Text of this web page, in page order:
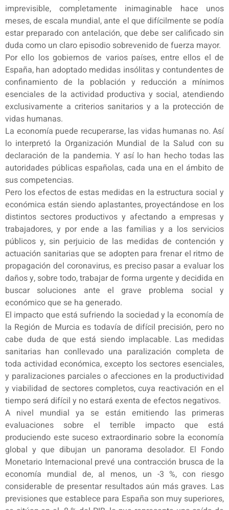
imprevisible, completamente inimaginable hace unos
meses, de escala mundial, ante el que difícilmente se podía
estar preparado con antelación, que debe ser calificado sin
duda como un claro episodio sobrevenido de fuerza mayor.
Por ello los gobiernos de varios países, entre ellos el de
España, han adoptado medidas insólitas y contundentes de
confinamiento de la población y reducción a mínimos
esenciales de la actividad productiva y social, atendiendo
exclusivamente a criterios sanitarios y a la protección de
vidas humanas.
La economía puede recuperarse, las vidas humanas no. Así
lo interpretó la Organización Mundial de la Salud con su
declaración de la pandemia. Y así lo han hecho todas las
autoridades públicas españolas, cada una en el ámbito de
sus competencias.
Pero los efectos de estas medidas en la estructura social y
económica están siendo aplastantes, proyectándose en los
distintos sectores productivos y afectando a empresas y
trabajadores, y por ende a las familias y a los servicios
públicos y, sin perjuicio de las medidas de contención y
actuación sanitarias que se adopten para frenar el ritmo de
propagación del coronavirus, es preciso pasar a evaluar los
daños y, sobre todo, trabajar de forma urgente y decidida en
buscar soluciones ante el grave problema social y
económico que se ha generado.
El impacto que está sufriendo la sociedad y la economía de
la Región de Murcia es todavía de difícil precisión, pero no
cabe duda de que está siendo implacable. Las medidas
sanitarias han conllevado una paralización completa de
toda actividad económica, excepto los sectores esenciales,
y paralizaciones parciales o afecciones en la productividad
y viabilidad de sectores completos, cuya reactivación en el
tiempo será difícil y no estará exenta de efectos negativos.
A nivel mundial ya se están emitiendo las primeras
evaluaciones sobre el terrible impacto que está
produciendo este suceso extraordinario sobre la economía
global y que dibujan un panorama desolador. El Fondo
Monetario Internacional prevé una contracción brusca de la
economía mundial de, al menos, un -3 %, con riesgo
considerable de presentar resultados aún más graves. Las
previsiones que establece para España son muy superiores,